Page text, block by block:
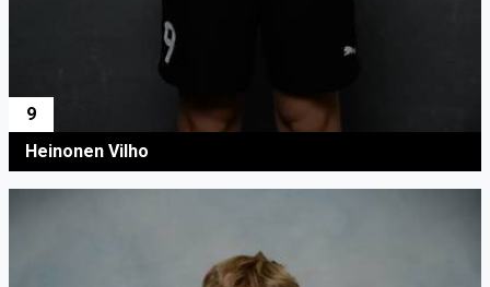
9
Heinonen Vilho